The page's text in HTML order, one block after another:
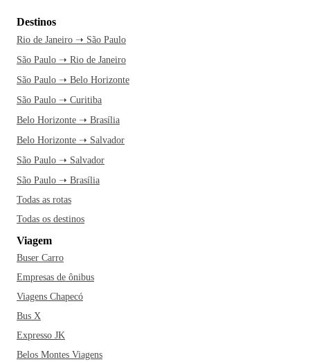
Destinos
Rio de Janeiro ➝ São Paulo
São Paulo ➝ Rio de Janeiro
São Paulo ➝ Belo Horizonte
São Paulo ➝ Curitiba
Belo Horizonte ➝ Brasília
Belo Horizonte ➝ Salvador
São Paulo ➝ Salvador
São Paulo ➝ Brasília
Todas as rotas
Todas os destinos
Viagem
Buser Carro
Empresas de ônibus
Viagens Chapecó
Bus X
Expresso JK
Belos Montes Viagens